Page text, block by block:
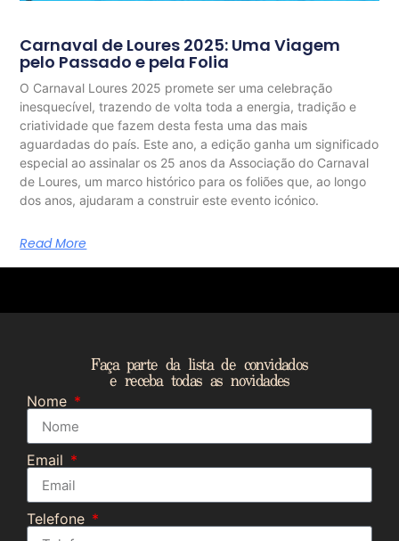
Carnaval de Loures 2025: Uma Viagem
pelo Passado e pela Folia
O Carnaval Loures 2025 promete ser uma celebração
inesquecível, trazendo de volta toda a energia, tradição e
criatividade que fazem desta festa uma das mais
aguardadas do país. Este ano, a edição ganha um significado
especial ao assinalar os 25 anos da Associação do Carnaval
de Loures, um marco histórico para os foliões que, ao longo
dos anos, ajudaram a construir este evento icónico.
Read More
Faça parte da lista de convidados
e receba todas as novidades
Nome
Email
Telefone